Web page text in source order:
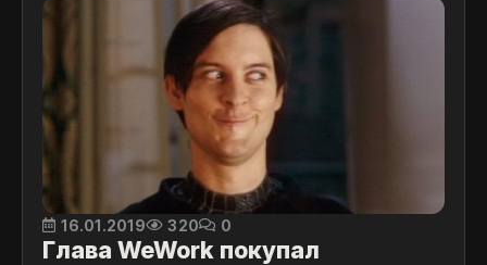
16.01.2019 320 0
Глава WeWork покупал